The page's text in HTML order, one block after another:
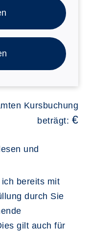
Kursbuchung
beträgt: €
im
und
neuen Browsertab
bereits mit
durch Sie
gilt auch für